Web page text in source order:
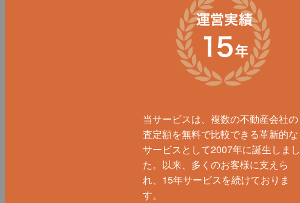
当サービスは、複数の不動産会社の
査定額を無料で比較できる革新的な
サービスとして2007年に誕生しまし
た。以来、多くのお客様に支えら
れ、15年サービスを続けておりま
す。